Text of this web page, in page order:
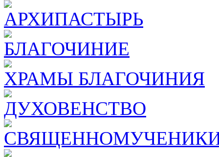
АРХИПАСТЫРЬ
БЛАГОЧИНИЕ
ХРАМЫ БЛАГОЧИНИЯ
ДУХОВЕНСТВО